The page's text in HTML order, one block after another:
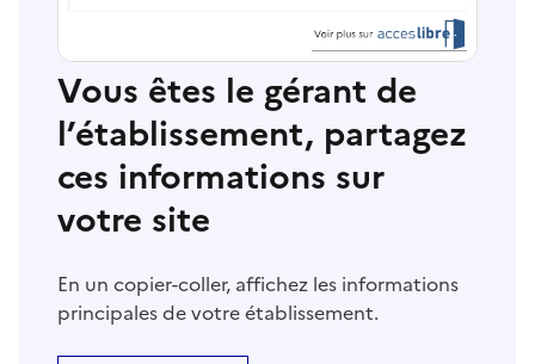
Vous êtes le gérant de
l’établissement, partagez
ces informations sur
votre site
En un copier-coller, affichez les informations
principales de votre établissement.